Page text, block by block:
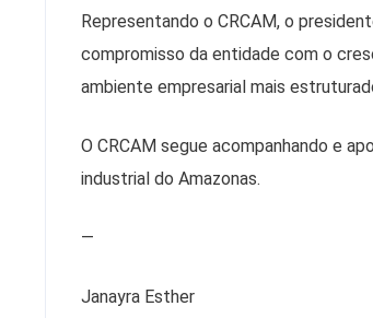
Representando o CRCAM, o
compromisso da entidade com o
ambiente empresarial mais
O CRCAM segue acompanhando e
industrial do Amazonas.
—
Janayra Esther